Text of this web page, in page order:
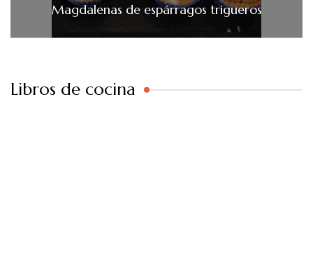
Magdalenas de espárragos trigueros
Libros de cocina